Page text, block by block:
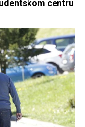
centru